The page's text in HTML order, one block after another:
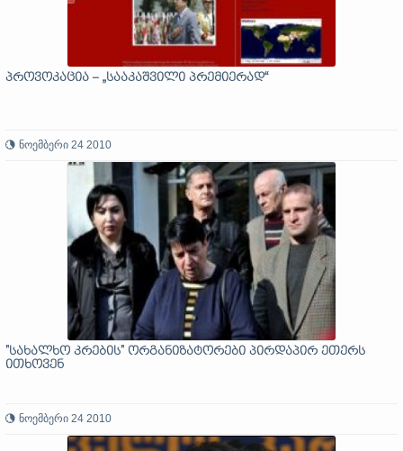
პროვოკაცია – „სააკაშვილი პრემიერად“
ნოემბერი 24 2010
"სახალხო კრების" ორგანიზატორები პირდაპირ ეთერს
ითხოვენ
ნოემბერი 24 2010